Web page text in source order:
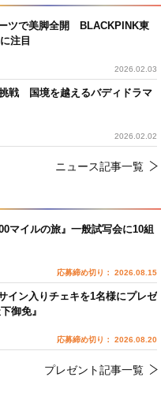
ツで美脚全開 BLACKPINK東
注目
2026.02.03
戦 国境を越えるバディドラマ
2026.02.02
ニュース記事一覧
マイルの旅』一般試写会に10組
応募締め切り： 2026.08.15
イン入りチェキを1名様にプレゼ
御免』
応募締め切り： 2026.08.20
プレゼント記事一覧